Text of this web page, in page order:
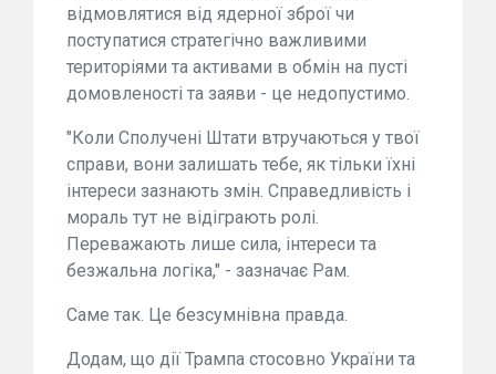
відмовлятися від ядерної зброї чи
поступатися стратегічно важливими
територіями та активами в обмін на пусті
домовленості та заяви - це недопустимо.
"Коли Сполучені Штати втручаються у твої
справи, вони залишать тебе, як тільки їхні
інтереси зазнають змін. Справедливість і
мораль тут не відіграють ролі.
Переважають лише сила, інтереси та
безжальна логіка," - зазначає Рам.
Саме так. Це безсумнівна правда.
Додам, що дії Трампа стосовно України та